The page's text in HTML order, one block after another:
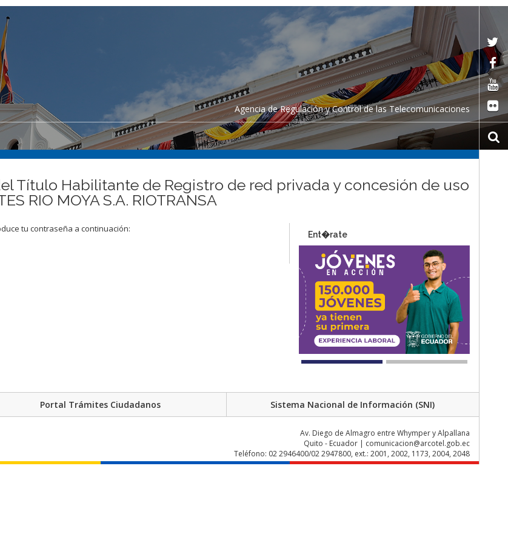
Agencia de Regulación y Control de las Telecomunicaciones
Título Habilitante de Registro de red privada y concesión de uso
RIO MOYA S.A. RIOTRANSA
tu contraseña a continuación:
Ent�rate
Portal Trámites Ciudadanos Sistema Nacional de Información (SNI)
Av. Diego de Almagro entre Whymper y Alpallana
Quito - Ecuador | comunicacion@arcotel.gob.ec
Teléfono: 02 2946400/02 2947800, ext.: 2001, 2002, 1173, 2004, 2048